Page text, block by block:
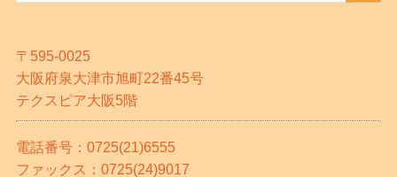
〒595-0025
大阪府泉大津市旭町22番45号
テクスピア大阪5階
電話番号：0725(21)6555
ファックス：0725(24)9017